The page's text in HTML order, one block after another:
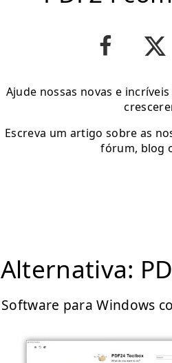
Ajude nossas novas e
Escreva um artigo sobre as
fórum, blog
Alternativa:
Software para Windows